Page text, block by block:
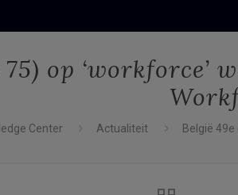
75) op
Center Actualiteit België